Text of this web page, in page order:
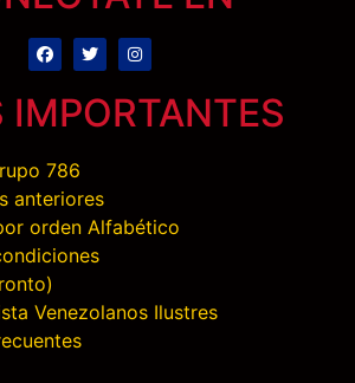
IMPORTANTES
786
anteriores
orden Alfabético
Venezolanos Ilustres